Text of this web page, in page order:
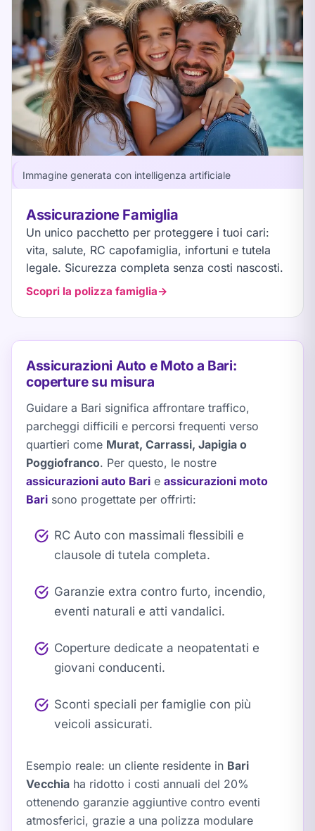
Immagine generata con intelligenza artificiale
Assicurazione Famiglia
Un unico pacchetto per proteggere i tuoi cari:
vita, salute, RC capofamiglia, infortuni e tutela
legale. Sicurezza completa senza costi nascosti.
Scopri la polizza famiglia
Assicurazioni Auto e Moto a Bari:
coperture su misura
Guidare a Bari significa affrontare traffico,
parcheggi difficili e percorsi frequenti verso
quartieri come Murat, Carrassi, Japigia o
Poggiofranco. Per questo, le nostre
assicurazioni auto Bari e assicurazioni moto
Bari sono progettate per offrirti:
RC Auto con massimali flessibili e
clausole di tutela completa.
Garanzie extra contro furto, incendio,
eventi naturali e atti vandalici.
Coperture dedicate a neopatentati e
giovani conducenti.
Sconti speciali per famiglie con più
veicoli assicurati.
Esempio reale: un cliente residente in Bari
Vecchia ha ridotto i costi annuali del 20%
ottenendo garanzie aggiuntive contro eventi
atmosferici, grazie a una polizza modulare